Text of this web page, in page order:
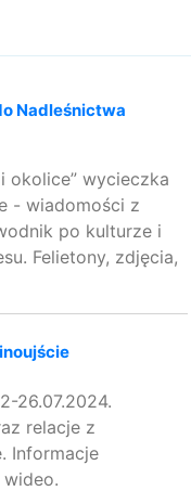
Nadleśnictwa
okolice” wycieczka
- wiadomości z
po kulturze i
Felietony, zdjęcia,
26.07.2024.
relacje z
Informacje